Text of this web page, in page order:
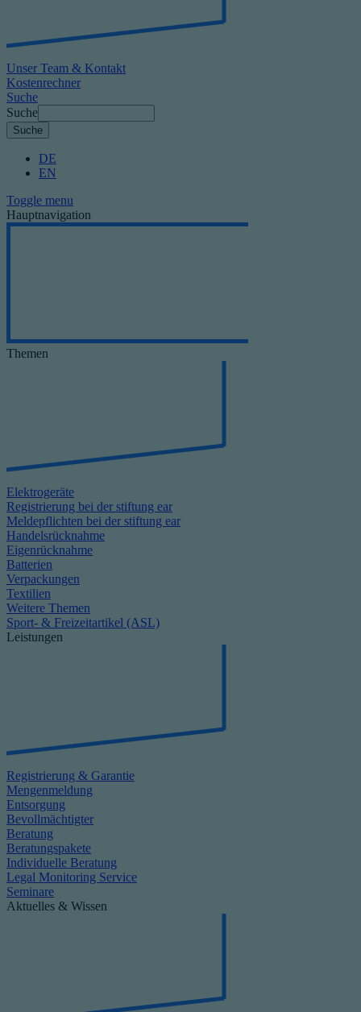
Unser Team & Kontakt
Kostenrechner
Suche
Suche
DE
EN
Toggle menu
Hauptnavigation
Themen
Elektrogeräte
Registrierung bei der stiftung ear
Meldepflichten bei der stiftung ear
Handelsrücknahme
Eigenrücknahme
Batterien
Verpackungen
Textilien
Weitere Themen
Sport- & Freizeitartikel (ASL)
Leistungen
Registrierung & Garantie
Mengenmeldung
Entsorgung
Bevollmächtigter
Beratung
Beratungspakete
Individuelle Beratung
Legal Monitoring Service
Seminare
Aktuelles & Wissen